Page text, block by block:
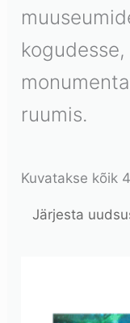
kogudesse,
ruumis.
Kuvatakse kõik